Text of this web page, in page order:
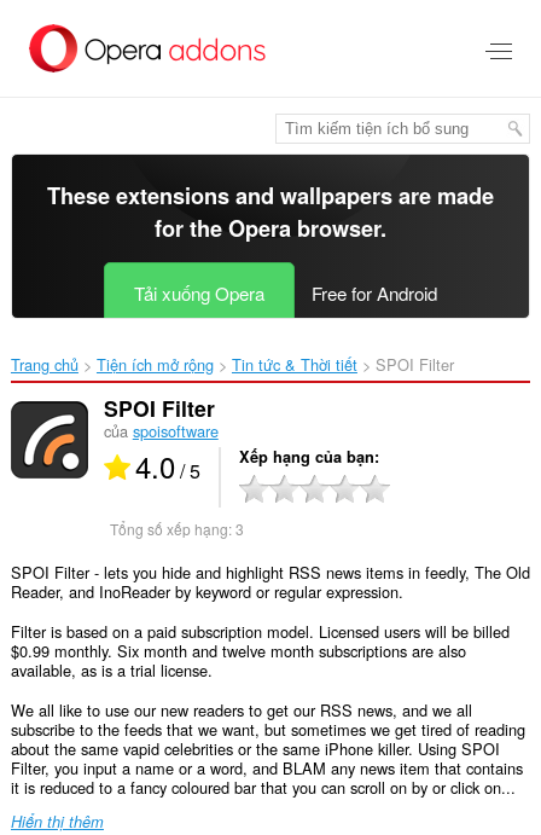
đến
These extensions and wallpapers are made
for theOpera browser.
Tải xuống Opera Free for Android
Trang chủ Tiện ích mở rộng Tin tức & Thời tiết SPOI Filter‎
SPOI Filter
của spoisoftware
4.0/ 5 Xếp hạng của bạn
Tổng số xếp hạng:3
SPOI Filter - lets you hide and highlight RSS news items in feedly, The Old
Reader, and InoReader by keyword or regular expression.
Filter is based on a paid subscription model. Licensed users will be billed
$0.99 monthly. Six month and twelve month subscriptions are also
available, as is a trial license.
We all like to use our new readers to get our RSS news, and we all
subscribe to the feeds that we want, but sometimes we get tired of reading
about the same vapid celebrities or the same iPhone killer. Using SPOI
Filter, you input a name or a word, and BLAM any news item that contains
it is reduced to a fancy coloured bar that you can scroll on by or click on...
Hiển thị thêm